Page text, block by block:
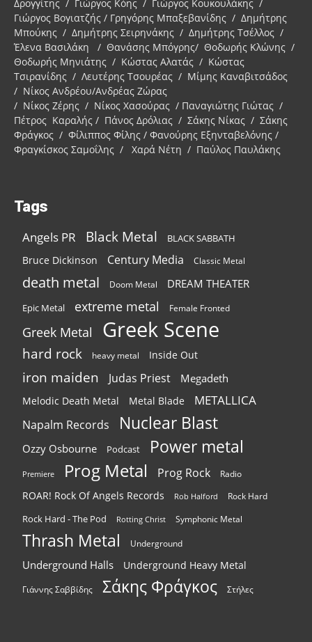
Δρογγίτης / Γιώργος Κόης / Γιώργος Κουκουλάκης /
Γιώργος Βογιατζής / Γρηγόρης Μπαξεβανίδης / Δημήτρης
Μπούκης / Δημήτρης Σειρηνάκης / Δημήτρης Τσέλλος /
Έλενα Βασιλάκη / Θανάσης Μπόγρης/ Θοδωρής Κλώνης /
Θοδωρής Μηνιάτης / Κώστας Αλατάς / Κώστας
Τσιρανίδης / Λευτέρης Τσουρέας / Μίμης Καναβιτσάδος
/ Νίκος Ανδρέου/Ανδρέας Ζώρας
/ Νίκος Ζέρης / Νίκος Χασούρας / Παναγιώτης Γιώτας /
Πέτρος Καραλής / Πάνος Δρόλιας / Σάκης Νίκας / Σάκης
Φράγκος / Φίλιππος Φίλης / Φανούρης Εξηνταβελόνης /
Φραγκίσκος Σαμοΐλης / Χαρά Νέτη / Παύλος Παυλάκης
Tags
Angels PR Black Metal BLACK SABBATH
Bruce Dickinson Century Media Classic Metal
death metal Doom Metal DREAM THEATER
Epic Metal extreme metal Female Fronted
Greek Metal Greek Scene
hard rock heavy metal Inside Out
iron maiden Judas Priest Megadeth
Melodic Death Metal Metal Blade METALLICA
Napalm Records Nuclear Blast
Ozzy Osbourne Podcast Power metal
Premiere Prog Metal Prog Rock Radio
ROAR! Rock Of Angels Records Rob Halford Rock Hard
Rock Hard - The Pod Rotting Christ Symphonic Metal
Thrash Metal Underground
Underground Halls Underground Heavy Metal
Γιάννης Σαββίδης Σάκης Φράγκος Στήλες